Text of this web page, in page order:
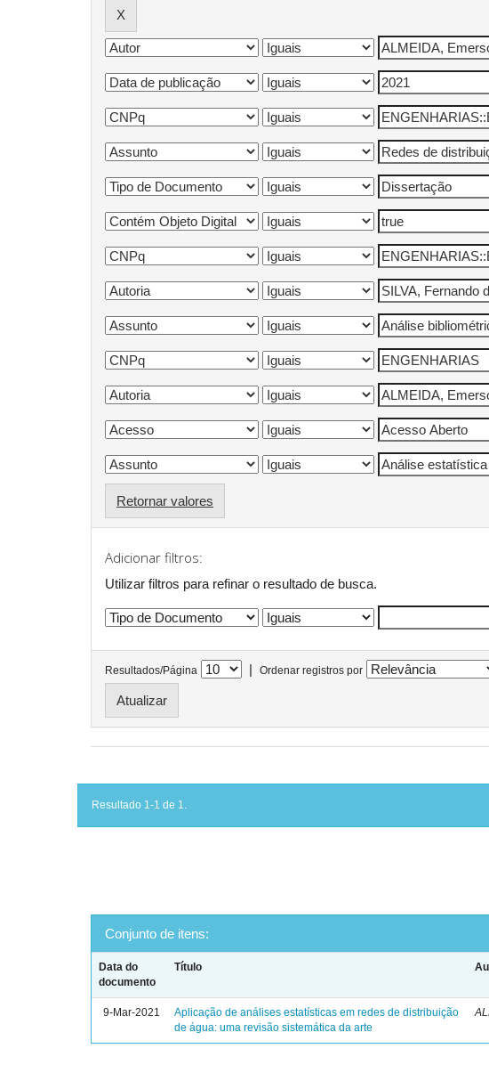
Retornar valores
Adicionar filtros:
Utilizar filtros para refinar o resultado de busca.
Resultados/Página | Ordenar registros por
Resultado 1-1 de 1.
Conjunto de itens:
Data do
documento
Título
9-Mar-2021
Aplicação de análises estatísticas em redes de distribuição
de água: uma revisão sistemática da arte